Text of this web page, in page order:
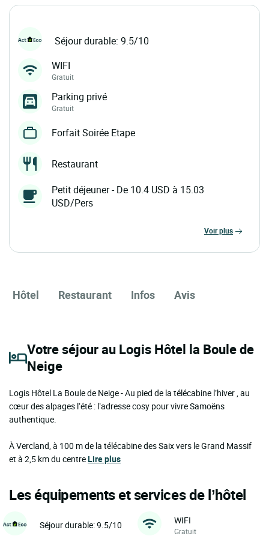
Séjour durable: 9.5/10
WIFI
Gratuit
Parking privé
Gratuit
Forfait Soirée Etape
Restaurant
Petit déjeuner - De 10.4 USD à 15.03
USD/Pers
voir plus
Hôtel Restaurant Infos Avis
Votre séjour au Logis Hôtel la Boule de
Neige
Logis Hôtel La Boule de Neige - Au pied de la télécabine l’hiver , au
cœur des alpages l’été : l’adresse cosy pour vivre Samoëns
authentique.
À Vercland, à 100 m de la télécabine des Saix vers le Grand Massif
et à 2,5 km du centreLire plus
Les équipements et services de l’hôtel
Séjour durable: 9.5/10 WIFI
Gratuit